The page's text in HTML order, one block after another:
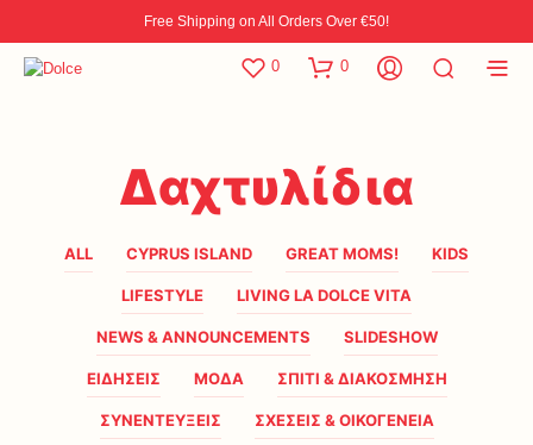
Free Shipping on All Orders Over €50!
0 0
Δαχτυλίδια
ALL CYPRUS ISLAND GREAT MOMS! KIDS
LIFESTYLE LIVING LA DOLCE VITA
NEWS & ANNOUNCEMENTS SLIDESHOW
ΕΙΔΗΣΕΙΣ ΜΟΔΑ ΣΠΙΤΙ & ΔΙΑΚΟΣΜΗΣΗ
ΣΥΝΕΝΤΕΥΞΕΙΣ ΣΧΕΣΕΙΣ & ΟΙΚΟΓΕΝΕΙΑ